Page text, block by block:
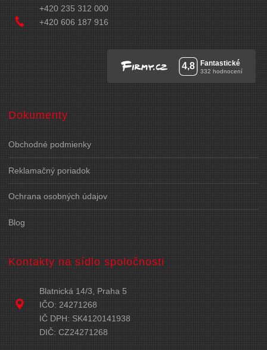
+420 235 312 000
+420 606 187 916
Dokumenty
Obchodné podmienky
Reklamačný poriadok
Ochrana osobných údajov
Blog
Kontakty na sídlo spoločnosti
Blatnická 14/3, Praha 5
IČO: 24271268
IČ DPH: SK4120141938
DIČ: CZ24271268